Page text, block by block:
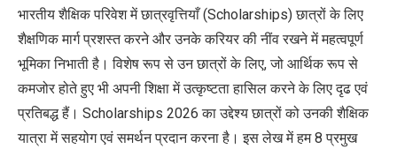
भारतीय शैक्षिक परिवेश में छात्रवृत्तियाँ (Scholarships) छात्रों के लिए
शैक्षणिक मार्ग प्रशस्त करने और उनके करियर की नींव रखने में महत्वपूर्ण
भूमिका निभाती है। विशेष रूप से उन छात्रों के लिए, जो आर्थिक रूप से
कमजोर होते हुए भी अपनी शिक्षा में उत्कृष्टता हासिल करने के लिए दृढ एवं
प्रतिबद्ध हैं। Scholarships 2026 का उद्देश्य छात्रों को उनकी शैक्षिक
यात्रा में सहयोग एवं समर्थन प्रदान करना है।इस लेख में हम8 प्रमुख